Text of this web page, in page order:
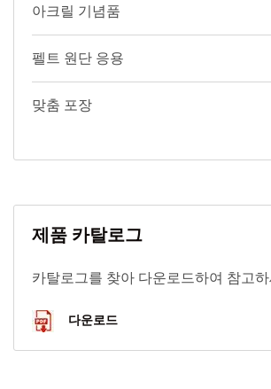
아크릴 기념품
펠트 원단 응용
맞춤 포장
제품 카탈로그
카탈로그를 찾아 다운로드하여 참고
다운로드